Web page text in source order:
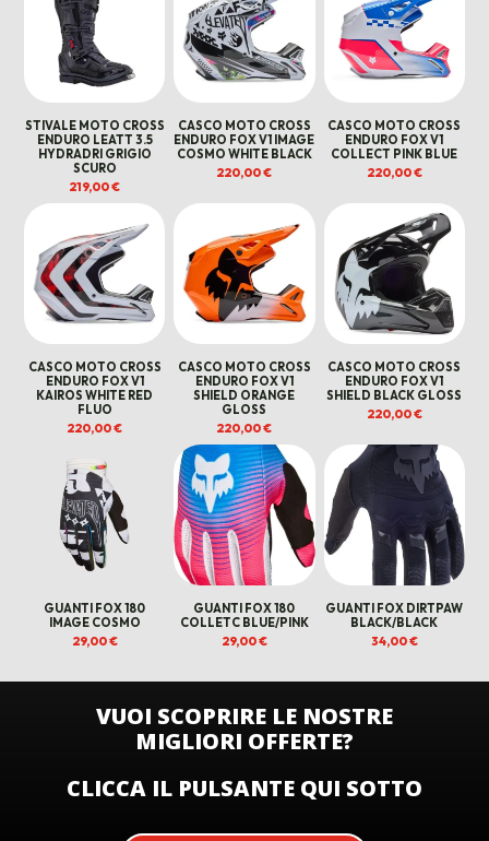
STIVALE MOTO CROSS
ENDURO LEATT 3.5
HYDRADRI GRIGIO
SCURO
219,00€
CASCO MOTO CROSS
ENDURO FOX V1 IMAGE
COSMO WHITE BLACK
220,00€
CASCO MOTO CROSS
ENDURO FOX V1
COLLECT PINK BLUE
220,00€
CASCO MOTO CROSS
ENDURO FOX V1
KAIROS WHITE RED
FLUO
220,00€
CASCO MOTO CROSS
ENDURO FOX V1
SHIELD ORANGE
GLOSS
220,00€
CASCO MOTO CROSS
ENDURO FOX V1
SHIELD BLACK GLOSS
220,00€
GUANTI FOX 180
IMAGE COSMO
29,00€
GUANTI FOX 180
COLLETC BLUE/PINK
29,00€
GUANTI FOX DIRTPAW
BLACK/BLACK
34,00€
VUOI SCOPRIRE LE NOSTRE
MIGLIORI OFFERTE?
CLICCA IL PULSANTE QUI SOTTO